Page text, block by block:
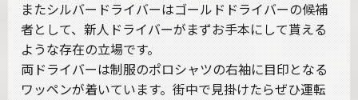
またシルバードライバーはゴールドドライバーの候補
者として、新人ドライバーがまずお手本にして貰える
ような存在の立場です。
両ドライバーは制服のポロシャツの右袖に目印となる
ワッペンが着いています。街中で見掛けたらぜひ運転